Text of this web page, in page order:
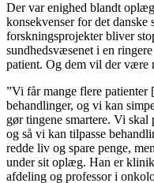
Der var enighed blandt
konsekvenser for det danske
forskningsprojekter bliver
sundhedsvæsenet i en
patient. Og dem vil der være
”Vi får mange flere
behandlinger, og vi kan
gør tingene smartere. Vi
og så vi kan tilpasse
redde liv og spare penge,
under sit oplæg. Han er
afdeling og professor i